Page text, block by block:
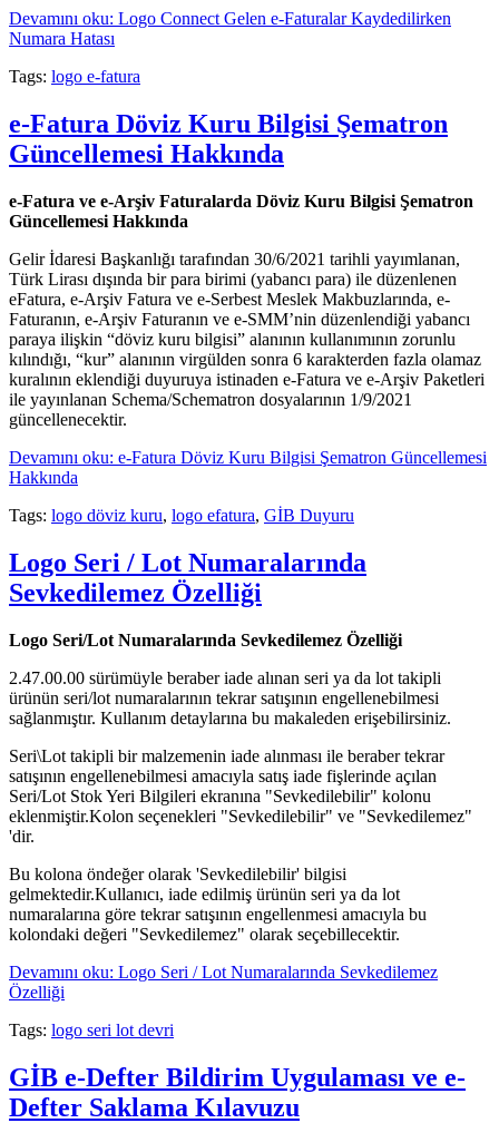
Devamını oku: Logo Connect Gelen e-Faturalar Kaydedilirken
Numara Hatası
Tags: logo e-fatura
e-Fatura Döviz Kuru Bilgisi Şematron
Güncellemesi Hakkında
e-Fatura ve e-Arşiv Faturalarda Döviz Kuru Bilgisi Şematron
Güncellemesi Hakkında
Gelir İdaresi Başkanlığı tarafından 30/6/2021 tarihli yayımlanan,
Türk Lirası dışında bir para birimi (yabancı para) ile düzenlenen
eFatura, e-Arşiv Fatura ve e-Serbest Meslek Makbuzlarında, e-
Faturanın, e-Arşiv Faturanın ve e-SMM’nin düzenlendiği yabancı
paraya ilişkin “döviz kuru bilgisi” alanının kullanımının zorunlu
kılındığı, “kur” alanının virgülden sonra 6 karakterden fazla olamaz
kuralının eklendiği duyuruya istinaden e-Fatura ve e-Arşiv Paketleri
ile yayınlanan Schema/Schematron dosyalarının 1/9/2021
güncellenecektir.
Devamını oku: e-Fatura Döviz Kuru Bilgisi Şematron Güncellemesi
Hakkında
Tags: logo döviz kuru, logo efatura, GİB Duyuru
Logo Seri / Lot Numaralarında
Sevkedilemez Özelliği
Logo Seri/Lot Numaralarında Sevkedilemez Özelliği
2.47.00.00 sürümüyle beraber iade alınan seri ya da lot takipli
ürünün seri/lot numaralarının tekrar satışının engellenebilmesi
sağlanmıştır. Kullanım detaylarına bu makaleden erişebilirsiniz.
Seri\Lot takipli bir malzemenin iade alınması ile beraber tekrar
satışının engellenebilmesi amacıyla satış iade fişlerinde açılan
Seri/Lot Stok Yeri Bilgileri ekranına "Sevkedilebilir" kolonu
eklenmiştir.Kolon seçenekleri "Sevkedilebilir" ve "Sevkedilemez"
'dir.
Bu kolona öndeğer olarak 'Sevkedilebilir' bilgisi
gelmektedir.Kullanıcı, iade edilmiş ürünün seri ya da lot
numaralarına göre tekrar satışının engellenmesi amacıyla bu
kolondaki değeri "Sevkedilemez" olarak seçebillecektir.
Devamını oku: Logo Seri / Lot Numaralarında Sevkedilemez
Özelliği
Tags: logo seri lot devri
GİB e-Defter Bildirim Uygulaması ve e-
Defter Saklama Kılavuzu